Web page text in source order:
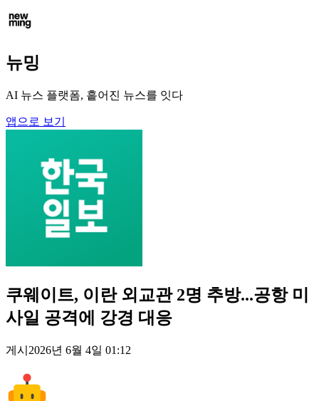
뉴밍
AI 뉴스 플랫폼, 흩어진 뉴스를 잇다
앱으로 보기
쿠웨이트, 이란 외교관 2명 추방...공항 미
사일 공격에 강경 대응
게시 2026년 6월 4일 01:12